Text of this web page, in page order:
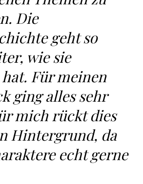
Die
geht so
wie sie
Für meinen
ging alles sehr
mich rückt dies
Hintergrund, da
echt gerne